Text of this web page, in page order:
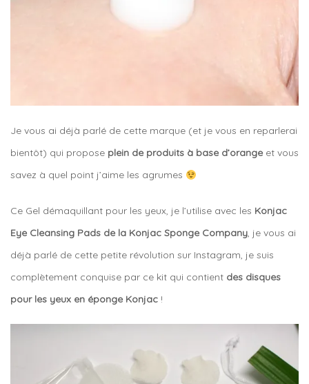
Je vous ai déjà parlé de cette marque (et je vous en reparlerai
bientôt) qui propose plein de produits à base d’orange et vous
savez à quel point j’aime les agrumes
Ce Gel démaquillant pour les yeux, je l’utilise avec les Konjac
Eye Cleansing Pads de la Konjac Sponge Company, je vous ai
déjà parlé de cette petite révolution sur Instagram, je suis
complètement conquise par ce kit qui contient des disques
pour les yeux en éponge Konjac !